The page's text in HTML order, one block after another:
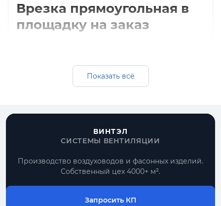
Врезка прямоугольная в
площадку на заказ
вентиляции: оцинкованная, черная и
нержавеющая сталь, подбор толщины,
По размерам
типовые позиции и нестандарт по чертежу
Показать всё
ВИНТЭЛ
СИСТЕМЫ ВЕНТИЛЯЦИИ
Производство воздуховодов и фасонных изделий.
Собственный цех 4000+ м².
Запросить КП